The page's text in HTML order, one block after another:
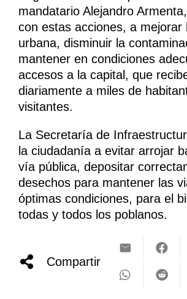
mandatario Alejandro
con estas acciones, a mejorar
urbana, disminuir la
mantener en condiciones
accesos a la capital, que
diariamente a miles de
visitantes.
La Secretaría de
la ciudadanía a evitar arrojar
vía pública, depositar
desechos para mantener las
óptimas condiciones, para el
todas y todos los poblanos.
Compartir